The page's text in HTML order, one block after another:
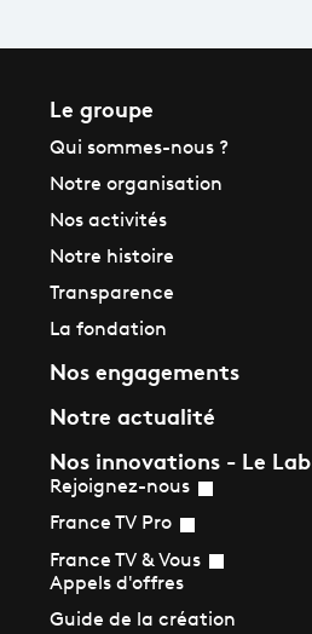
Le groupe
Qui sommes-nous ?
Notre organisation
Nos activités
Notre histoire
Transparence
La fondation
Nos engagements
Notre actualité
Nos innovations - Le Lab
Rejoignez-nous
France TV Pro
France TV & Vous
Appels d'offres
Guide de la création